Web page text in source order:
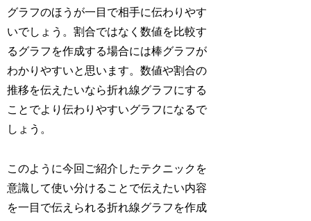
グラフのほうが一目で相手に伝わりやす
いでしょう。割合ではなく数値を比較す
るグラフを作成する場合には棒グラフが
わかりやすいと思います。数値や割合の
推移を伝えたいなら折れ線グラフにする
ことでより伝わりやすいグラフになるで
しょう。
このように今回ご紹介したテクニックを
意識して使い分けることで伝えたい内容
を一目で伝えられる折れ線グラフを作成